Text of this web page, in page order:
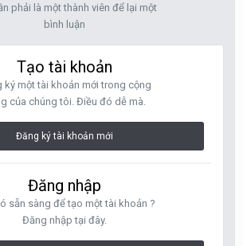
phải là một thành viên để lại một
bình luận
Tạo tài khoản
ký một tài khoản mới trong cộng
của chúng tôi. Điều đó dễ mà.
Đăng ký tài khoản mới
Đăng nhập
sẵn sàng để tạo một tài khoản ?
Đăng nhập tại đây.